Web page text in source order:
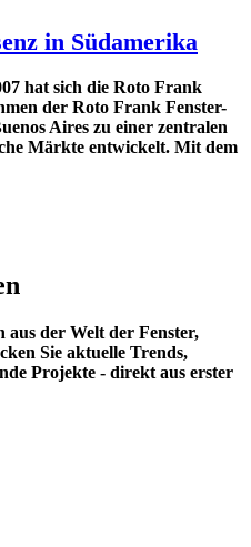
in Südamerika
hat sich die Roto Frank
der Roto Frank Fenster-
Aires zu einer zentralen
Märkte entwickelt. Mit dem
aus der Welt der Fenster,
Sie aktuelle Trends,
Projekte - direkt aus erster